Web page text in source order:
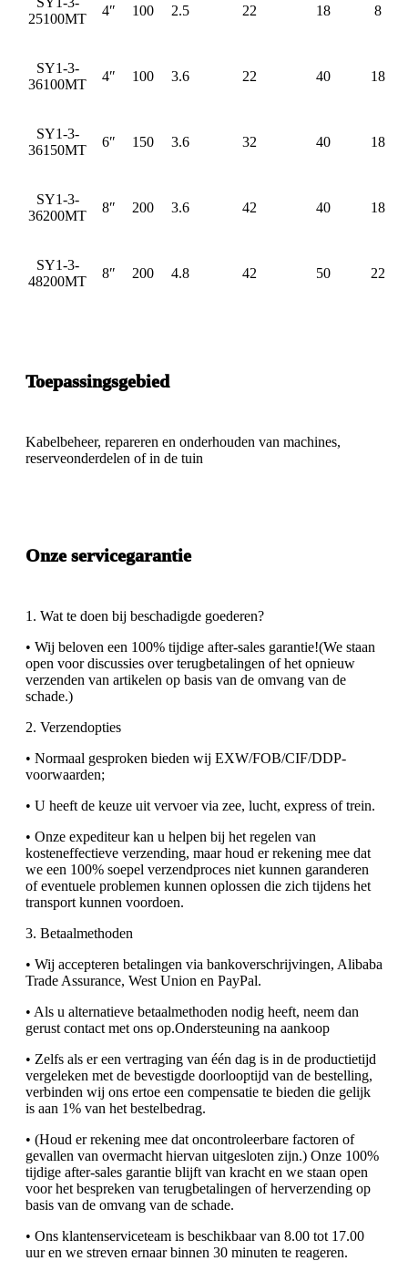
25100MT
4″ 100 2.5 22 18 8
SY1-3-
36100MT
4″ 100 3.6 22 40 18
SY1-3-
36150MT
6″ 150 3.6 32 40 18
SY1-3-
36200MT
8″ 200 3.6 42 40 18
SY1-3-
48200MT
8″ 200 4.8 42 50 22
Toepassingsgebied
Kabelbeheer, repareren en onderhouden van machines,
reserveonderdelen of in de tuin
Onze servicegarantie
1. Wat te doen bij beschadigde goederen?
• Wij beloven een 100% tijdige after-sales garantie!(We staan ​​
open voor discussies over terugbetalingen of het opnieuw
verzenden van artikelen op basis van de omvang van de
schade.)
2. Verzendopties
• Normaal gesproken bieden wij EXW/FOB/CIF/DDP-
voorwaarden;
• U heeft de keuze uit vervoer via zee, lucht, express of trein.
• Onze expediteur kan u helpen bij het regelen van
kosteneffectieve verzending, maar houd er rekening mee dat
we een 100% soepel verzendproces niet kunnen garanderen
of eventuele problemen kunnen oplossen die zich tijdens het
transport kunnen voordoen.
3. Betaalmethoden
• Wij accepteren betalingen via bankoverschrijvingen, Alibaba
Trade Assurance, West Union en PayPal.
• Als u alternatieve betaalmethoden nodig heeft, neem dan
gerust contact met ons op.Ondersteuning na aankoop
• Zelfs als er een vertraging van één dag is in de productietijd
vergeleken met de bevestigde doorlooptijd van de bestelling,
verbinden wij ons ertoe een compensatie te bieden die gelijk
is aan 1% van het bestelbedrag.
• (Houd er rekening mee dat oncontroleerbare factoren of
gevallen van overmacht hiervan uitgesloten zijn.) Onze 100%
tijdige after-sales garantie blijft van kracht en we staan ​​open
voor het bespreken van terugbetalingen of herverzending op
basis van de omvang van de schade.
• Ons klantenserviceteam is beschikbaar van 8.00 tot 17.00
uur en we streven ernaar binnen 30 minuten te reageren.